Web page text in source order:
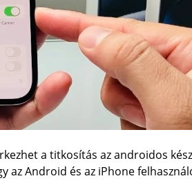
a titkosítás az androidos
az Android és az iPhone